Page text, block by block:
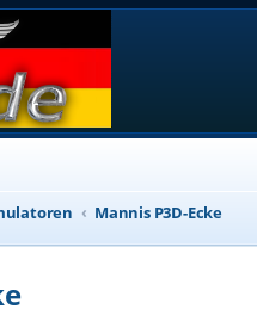
Mannis P3D-Ecke